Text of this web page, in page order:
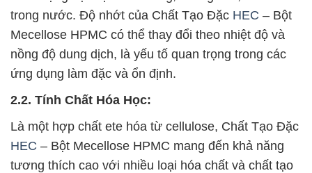
trong nước. Độ nhớt của Chất Tạo Đặc HEC – Bột
Mecellose HPMC có thể thay đổi theo nhiệt độ và
nồng độ dung dịch, là yếu tố quan trọng trong các
ứng dụng làm đặc và ổn định.
2.2. Tính Chất Hóa Học:
Là một hợp chất ete hóa từ cellulose, Chất Tạo Đặc
HEC – Bột Mecellose HPMC mang đến khả năng
tương thích cao với nhiều loại hóa chất và chất tạo